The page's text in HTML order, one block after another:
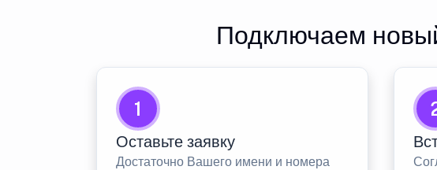
Подключаем
1
Оставьте заявку
Достаточно Вашего имени и номера